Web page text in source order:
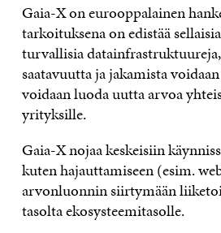
Gaia-X on eurooppalainen
tarkoituksena on edistää
turvallisia
saatavuutta ja jakamista
voidaan luoda uutta arvoa
yrityksille.
Gaia-X nojaa keskeisiin
kuten hajauttamiseen (esim.
arvonluonnin siirtymään
tasolta ekosysteemitasolle.